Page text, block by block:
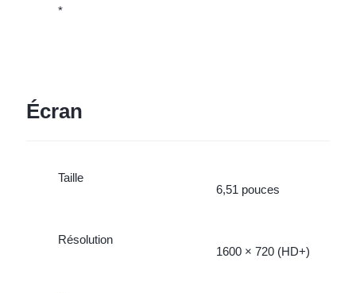
*
Écran
Taille
6,51 pouces
Résolution
1600 × 720 (HD+)